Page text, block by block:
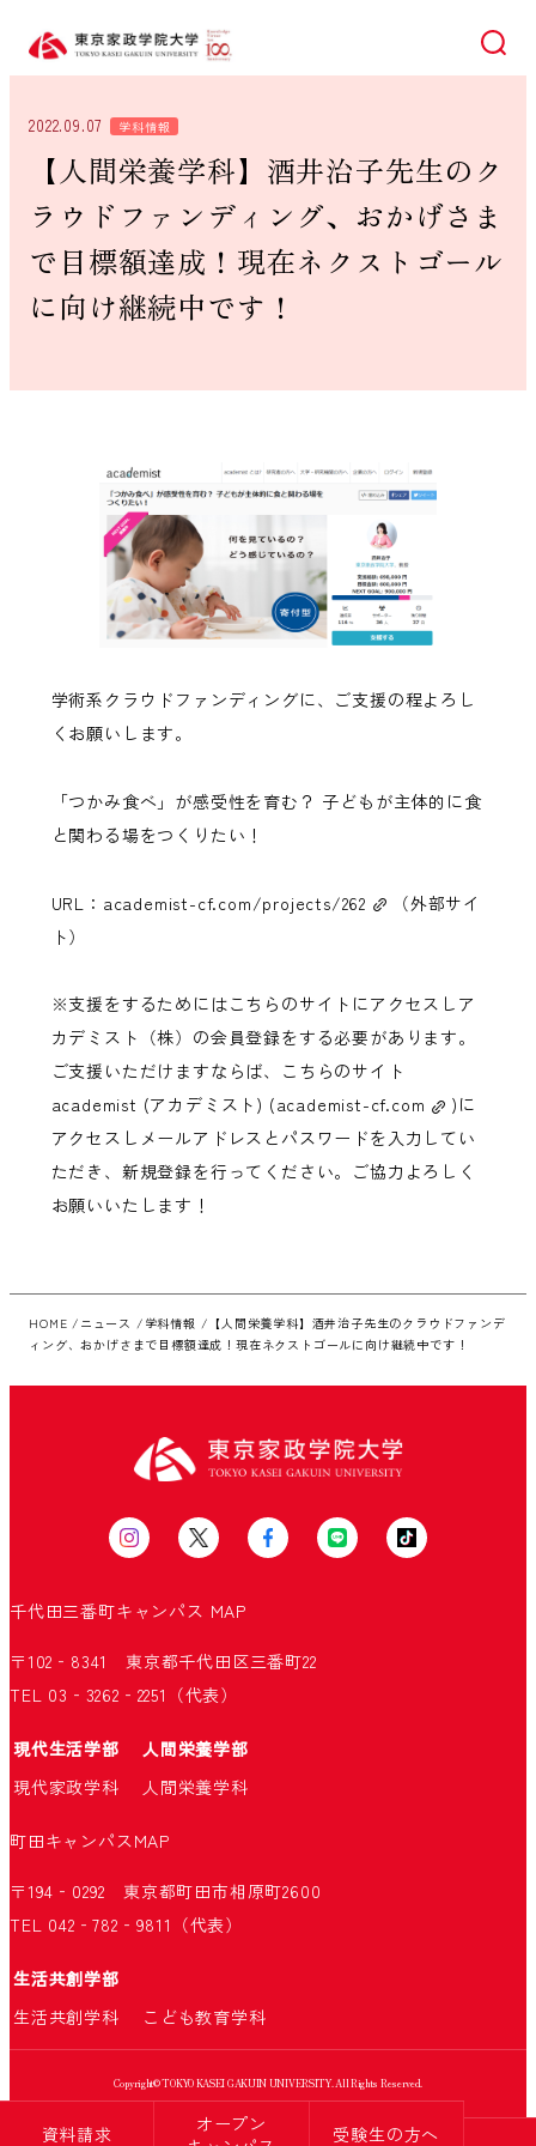
検索
資料請求
オープン
受験生の方へ
2022.09.07 学科情報
【人間栄養学科】酒井治子先生のク
ラウドファンディング、おかげさま
で目標額達成！現在ネクストゴール
に向け継続中です！
学術系クラウドファンディングに、ご支援の程よろし
くお願いします。
「つかみ食べ」が感受性を育む？ 子どもが主体的に食
と関わる場をつくりたい！
URL： academist-cf.com/projects/262
（外部サイ
ト）
※支援をするためにはこちらのサイトにアクセスしア
カデミスト（株）の会員登録をする必要があります。
ご支援いただけますならば、こちらのサイト
academist (アカデミスト) (academist-cf.com
)に
アクセスしメールアドレスとパスワードを入力してい
ただき、新規登録を行ってください。ご協力よろしく
お願いいたします！
HOME ニュース 学科情報
【人間栄養学科】酒井治子先生のクラウドファンデ
ィング、おかげさまで目標額達成！現在ネクストゴールに向け継続中です！
千代田三番町キャンパス MAP
〒102‐8341 東京都千代田区三番町22
TEL 03‐3262‐2251（代表）
現代生活学部
人間栄養学部
現代家政学科
人間栄養学科
町田キャンパスMAP
〒194‐0292 東京都町田市相原町2600
TEL 042‐782‐9811（代表）
生活共創学部
生活共創学科
こども教育学科
Copyright© TOKYO KASEI GAKUIN UNIVERSITY. All Rights Reserved.